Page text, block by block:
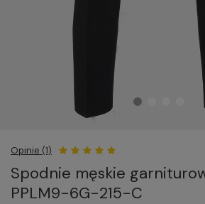
Opinie (1)
Spodnie męskie
PPLM9-6G-215-C